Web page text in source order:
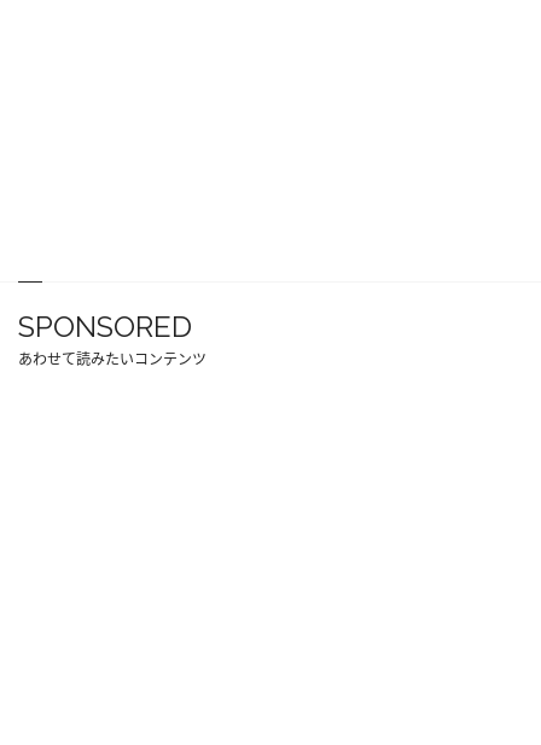
SPONSORED
あわせて読みたいコンテンツ